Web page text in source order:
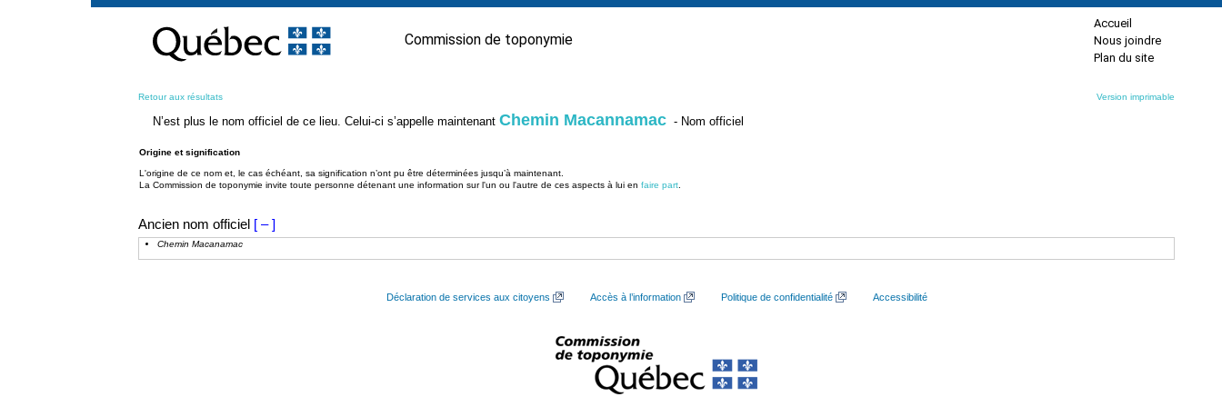
contenu
Commission de toponymie
Accueil
Nous joindre
Plan du site
Retour aux résultats Version imprimable
N’est plus le nom officiel de ce lieu. Celui-ci s’appelle maintenant Chemin Macannamac - Nom officiel
Origine et signification
L'origine de ce nom et, le cas échéant, sa signification n’ont pu être déterminées jusqu’à maintenant.
La Commission de toponymie invite toute personne détenant une information sur l'un ou l'autre de ces aspects à lui en faire part
Ancien nom officiel [ – ]
Chemin Macanamac
Déclaration de services aux citoyens Accès à l’information Politique de confidentialité Accessibilité